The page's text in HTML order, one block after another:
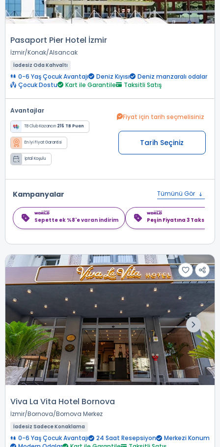
Pasaport Pier Hotel İzmir
İzmir Konak Alsancak
İadesiz Oda Kahvaltı
0-6 Yaş Çocuk Avantajı Deniz Kıyısı
Deniz manzaralı odalar
Çocuk Dostu
Kart ile Garantile Taksitli Satış
Avantajlar
TB Club Kazancın 215 TB Puan
En İyi Fiyat Garantisi
İptal Koşulu
Fiyat için tarih seçmelisiniz
Tarih Seçiniz
Kampanyalar Tümünü Gör
Sepette ek %8'e varan indirim Peşin Fiyatına 3 Taksit
Viva La Vita Hotel Bornova
İzmir Bornova Bornova Merkez
İadesiz Sadece Konaklama
0-6 Yaş Çocuk Avantajı 24 Saat Resepsiyon
Merkezi Konum